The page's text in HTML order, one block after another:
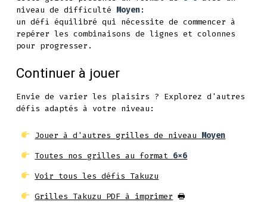
niveau de difficulté Moyen:
un défi équilibré qui nécessite de commencer à
repérer les combinaisons de lignes et colonnes
pour progresser.
Continuer à jouer
Envie de varier les plaisirs ? Explorez d'autres
défis adaptés à votre niveau:
Jouer à d'autres grilles de niveau Moyen
Toutes nos grilles au format 6x6
Voir tous les défis Takuzu
Grilles Takuzu PDF à imprimer 🖶